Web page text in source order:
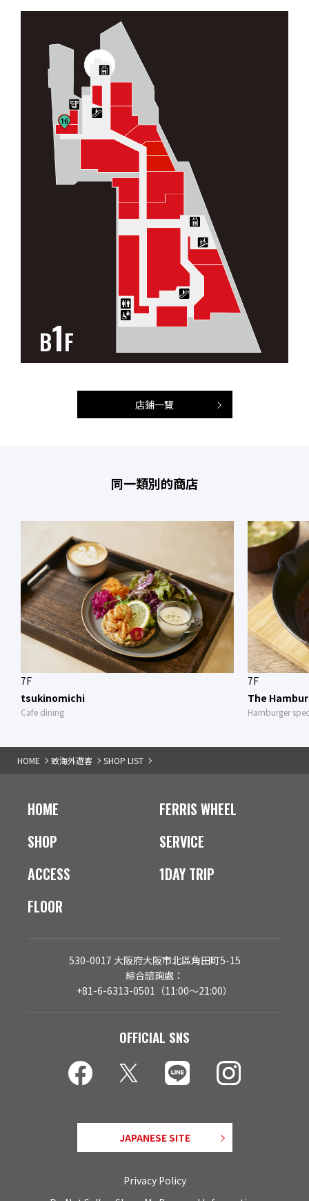
B1F
店鋪一覽
同一類別的商店
7F
tsukinomichi
Cafe dining
7F
The
Hamburger
HOME 致海外遊客 SHOP LIST
HOME
SHOP
ACCESS
FLOOR
FERRIS WHEEL
SERVICE
1DAY TRIP
530-0017 大阪府大阪市北區角田町5-15
綜合諮詢處：
+81-6-6313-0501（11:00～21:00）
OFFICIAL SNS
JAPANESE SITE
Privacy Policy